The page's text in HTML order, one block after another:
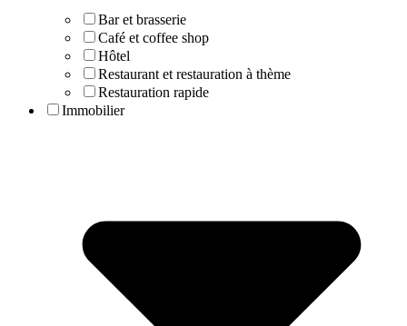
Bar et brasserie
Café et coffee shop
Hôtel
Restaurant et restauration à thème
Restauration rapide
Immobilier